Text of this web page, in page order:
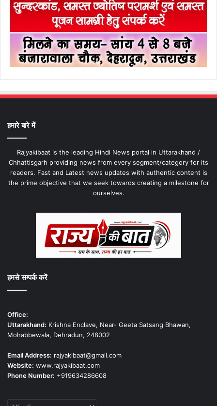
हमारे बारे में
Rajyakibaat is the leading Hindi News portal in Uttarakhand /
Chhattisgarh providing news from every segment/category for its
readers. Fast and Latest news updates with authentic content is
the prime objective that we seek towards creating a milestone for
ourselves.
हमसे सम्पर्क करें
Office:
Uttarakhand: Krishna Enclave, Near- Geeta Satsang Bhawan,
Mohabbewala, Dehradun, 248002
Email Address: rajyakibaat@gmail.com
Website: www.rajyakibaat.com
Phone Number: +919634286608